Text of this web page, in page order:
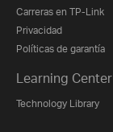
Carreras en TP-Link
Privacidad
Políticas de garantía
Learning Center
Technology Library